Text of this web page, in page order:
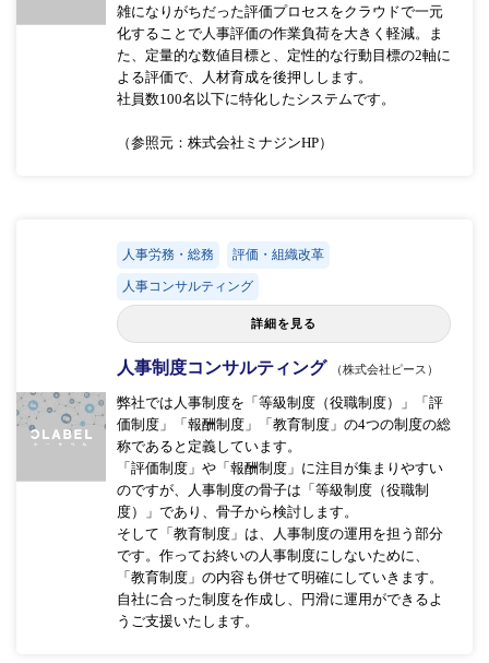
雑になりがちだった評価プロセスをクラウドで一元
化することで人事評価の作業負荷を大きく軽減。ま
た、定量的な数値目標と、定性的な行動目標の2軸に
よる評価で、人材育成を後押しします。
社員数100名以下に特化したシステムです。
（参照元：株式会社ミナジンHP）
人事労務・総務 評価・組織改革
人事コンサルティング
詳細を見る
人事制度コンサルティング （株式会社ピース）
弊社では人事制度を「等級制度（役職制度）」「評
価制度」「報酬制度」「教育制度」の4つの制度の総
称であると定義しています。
「評価制度」や「報酬制度」に注目が集まりやすい
のですが、人事制度の骨子は「等級制度（役職制
度）」であり、骨子から検討します。
そして「教育制度」は、人事制度の運用を担う部分
です。作ってお終いの人事制度にしないために、
「教育制度」の内容も併せて明確にしていきます。
自社に合った制度を作成し、円滑に運用ができるよ
うご支援いたします。